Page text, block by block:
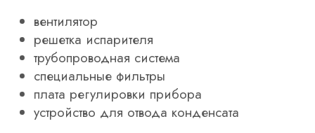
вентилятор
решетка испарителя
трубопроводная система
специальные фильтры
плата регулировки прибора
устройство для отвода конденсата